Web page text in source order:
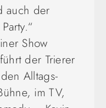
auch der
Show
der Trierer
Alltags-
im TV,